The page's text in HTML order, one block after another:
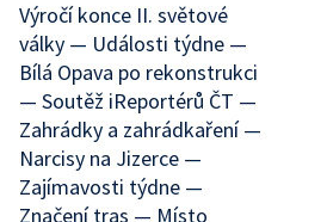
Výročí konce II. světové
války — Události týdne —
Bílá Opava po rekonstrukci
— Soutěž iReportérů ČT —
Zahrádky a zahrádkaření —
Narcisy na Jizerce —
Zajímavosti týdne —
Značení tras — Místo